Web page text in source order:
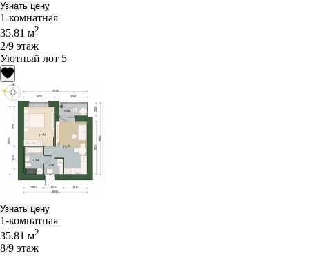
Узнать цену
1-комнатная
35.81 м2
2/9 этаж
Уютный лот 5
Узнать цену
1-комнатная
35.81 м2
8/9 этаж